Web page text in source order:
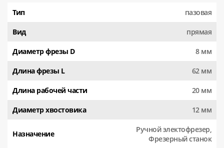
Тип пазовая
Вид прямая
Диаметр фрезы D 8 мм
Длина фрезы L 62 мм
Длина рабочей части 20 мм
Диаметр хвостовика 12 мм
Назначение
Ручной электофрезер,
Фрезерный станок